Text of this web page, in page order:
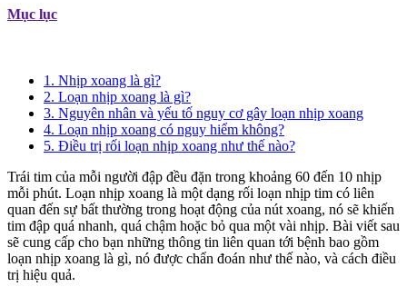
Mục lục
1. Nhịp xoang là gì?
2. Loạn nhịp xoang là gì?
3. Nguyên nhân và yếu tố nguy cơ gây loạn nhịp xoang
4. Loạn nhịp xoang có nguy hiểm không?
5. Điều trị rối loạn nhịp xoang như thế nào?
Trái tim của mỗi người đập đều đặn trong khoảng 60 đến 10 nhịp
mỗi phút. Loạn nhịp xoang là một dạng rối loạn nhịp tim có liên
quan đến sự bất thường trong hoạt động của nút xoang, nó sẽ khiến
tim đập quá nhanh, quá chậm hoặc bỏ qua một vài nhịp. Bài viết sau
sẽ cung cấp cho bạn những thông tin liên quan tới bệnh bao gồm
loạn nhịp xoang là gì, nó được chẩn đoán như thế nào, và cách điều
trị hiệu quả.